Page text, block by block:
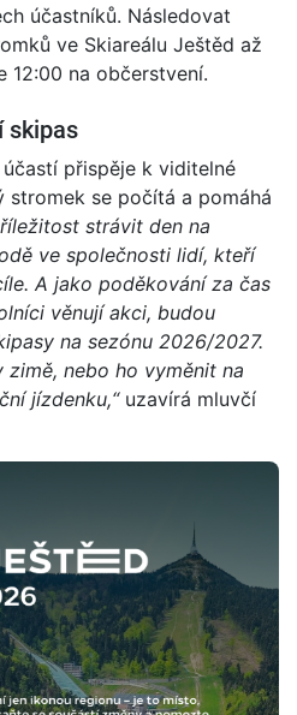
účastníků. Následovat
ve Skiareálu Ještěd až
12:00 na občerstvení.
skipas
přispěje k viditelné
stromek se počítá a pomáhá
strávit den na
ve společnosti lidí, kteří
A jako poděkování za čas
věnují akci, budou
na sezónu 2026/2027.
nebo ho vyměnit na
jízdenku,“uzavírá mluvčí